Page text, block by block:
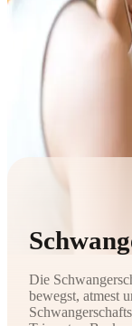
Die
bewegst, atmest